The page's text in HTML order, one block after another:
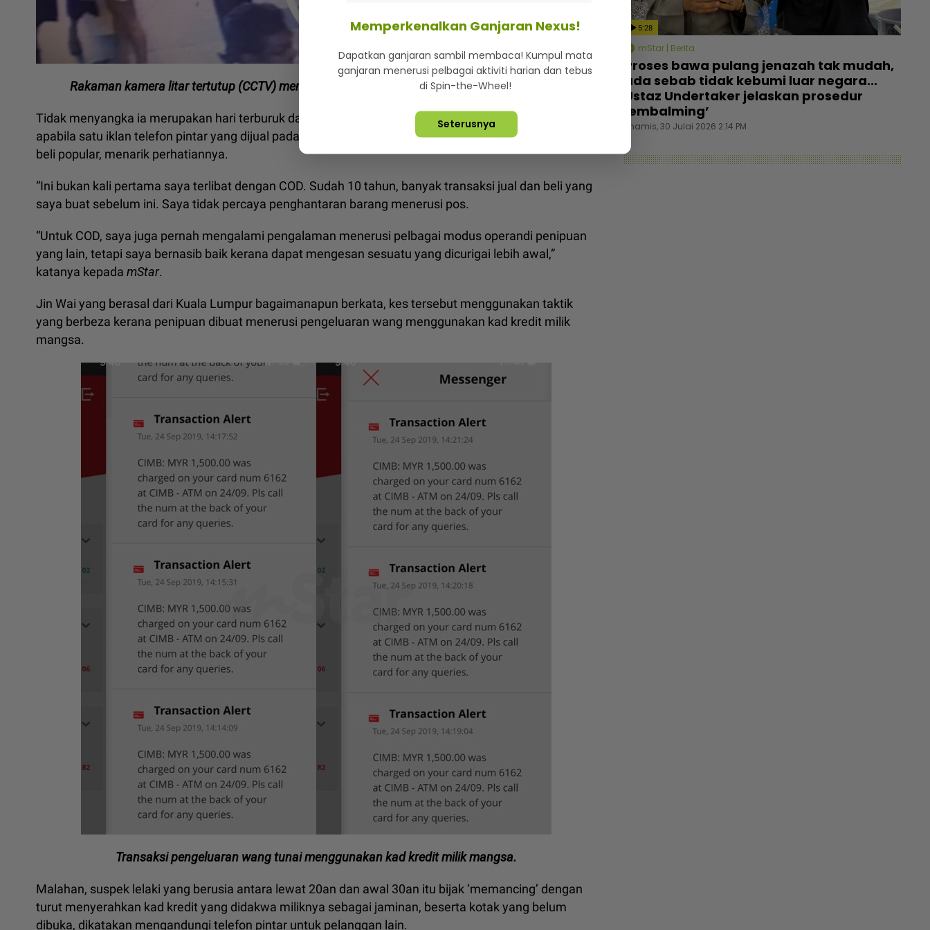
Rakaman kamera litar tertutup (CCTV) menunjukkan suspek di bangunan di lokasi kejadian.
Tidak menyangka ia merupakan hari terburuk dalam hidupnya, dia menjelaskan segalanya bermula
apabila satu iklan telefon pintar yang dijual pada harga lebih murah menerusi sebuah laman web jual
beli popular, menarik perhatiannya.
“Ini bukan kali pertama saya terlibat dengan COD. Sudah 10 tahun, banyak transaksi jual dan beli yang
saya buat sebelum ini. Saya tidak percaya penghantaran barang menerusi pos.
“Untuk COD, saya juga pernah mengalami pengalaman menerusi pelbagai modus operandi penipuan
yang lain, tetapi saya bernasib baik kerana dapat mengesan sesuatu yang dicurigai lebih awal,”
katanya kepada mStar.
Jin Wai yang berasal dari Kuala Lumpur bagaimanapun berkata, kes tersebut menggunakan taktik
yang berbeza kerana penipuan dibuat menerusi pengeluaran wang menggunakan kad kredit milik
mangsa.
Transaksi pengeluaran wang tunai menggunakan kad kredit milik mangsa.
Malahan, suspek lelaki yang berusia antara lewat 20an dan awal 30an itu bijak ‘memancing’ dengan
turut menyerahkan kad kredit yang didakwa miliknya sebagai jaminan, beserta kotak yang belum
dibuka, dikatakan mengandungi telefon pintar untuk pelanggan lain.
5:28
mStar | Berita
Proses bawa pulang jenazah tak mudah,
ada sebab tidak kebumi luar negara...
Ustaz Undertaker jelaskan prosedur
‘embalming’
Khamis, 30 Julai 2026 2:14 PM
Memperkenalkan Ganjaran Nexus!
Dapatkan ganjaran sambil membaca! Kumpul mata
ganjaran menerusi pelbagai aktiviti harian dan tebus
di Spin-the-Wheel!
Seterusnya